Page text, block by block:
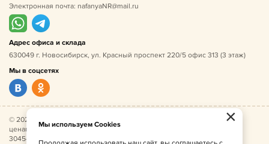
Электронная почта: nafanyaNR@mail.ru
Адрес офиса и склада
630049 г. Новосибирск, ул. Красный проспект 220/5 офис 313 (3 этаж)
Мы в соцсетях
© 2026 Нафаня — оптовые поставки детской одежды по
ценам производителя. ИНН 541005493544, ОГРН
304541027500052.
×
Мы используем Cookies